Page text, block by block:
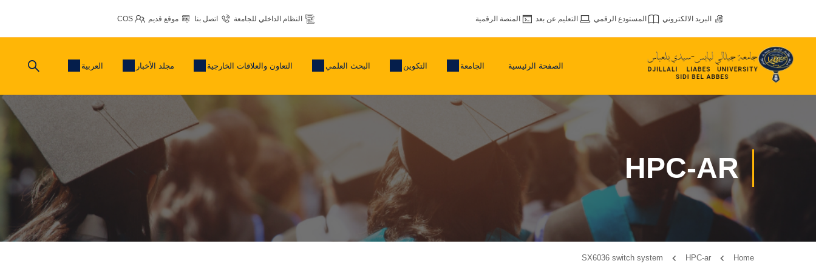
البريد الالكتروني المستودع الرقمي التعليم عن بعد المنصة الرقمية النظام الداخلي للجامعة اتصل بنا موقع قديم COS
الصفحة الرئيسية الجامعة التكوين البحث العلمي التعاون والعلاقات الخارجية مجلد الأخبار العربية
HPC-AR
Home
HPC-ar
SX6036 switch system